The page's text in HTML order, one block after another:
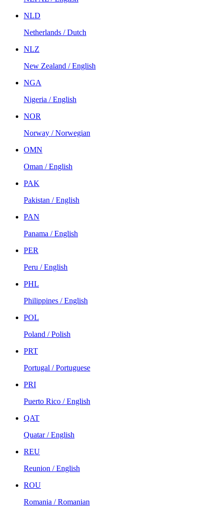
NLD
Netherlands / Dutch
NLZ
New Zealand / English
NGA
Nigeria / English
NOR
Norway / Norwegian
OMN
Oman / English
PAK
Pakistan / English
PAN
Panama / English
PER
Peru / English
PHL
Philippines / English
POL
Poland / Polish
PRT
Portugal / Portuguese
PRI
Puerto Rico / English
QAT
Quatar / English
REU
Reunion / English
ROU
Romania / Romanian